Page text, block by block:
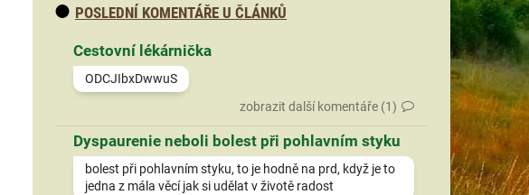
POSLEDNÍ KOMENTÁŘE U ČLÁNKŮ
Cestovní lékárnička
ODCJIbxDwwuS
zobrazit další komentáře (1)
Dyspaurenie neboli bolest při pohlavním styku
bolest při pohlavním styku, to je hodně na prd, když je to
jedna z mála věcí jak si udělat v životě radost